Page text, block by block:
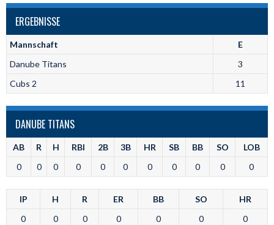
ERGEBNISSE
Mannschaft
E
Danube Titans
3
Cubs 2
11
DANUBE TITANS
AB R H RBI 2B 3B HR SB BB SO
LOB
0
0 0 0 0 0 0 0 0 0 0
IP H R ER BB SO
HR
0
0 0 0 0 0 0